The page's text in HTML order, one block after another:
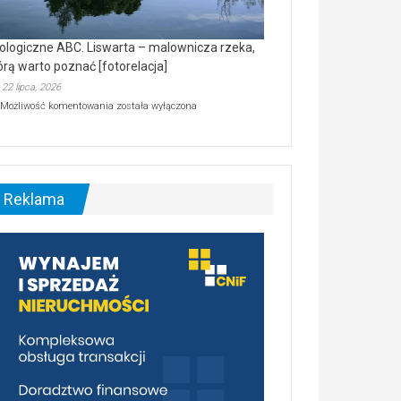
ABC. Liswarta – malownicza rzeka,
warto poznać [fotorelacja]
22 lipca, 2026
Możliwość komentowania Ekologiczne
–
malownicza
[fotorelacja]
została wyłączona
Reklama